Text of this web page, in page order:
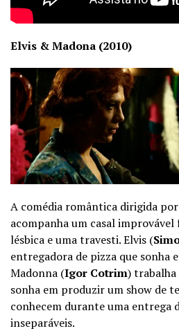
Elvis & Madona (2010)
A comédia romântica dirigida por
acompanha um casal
lésbica e uma travesti. Elvis (
entregadora de pizza que sonha
Madonna (Igor Cotrim) trabalha
sonha em produzir um show de
conhecem durante uma entrega
inseparáveis.